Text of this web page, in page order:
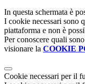
In questa schermata è
I cookie necessari sono
piattaforma e non è
Per conoscere quali
visionare la COOKIE
Cookie necessari per il